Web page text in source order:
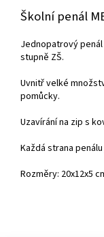
Školní penál
Jednopatrový
stupně ZŠ.
Uvnitř velké
pomůcky.
Uzavírání na zip s
Každá strana
Rozměry: 20x12x5